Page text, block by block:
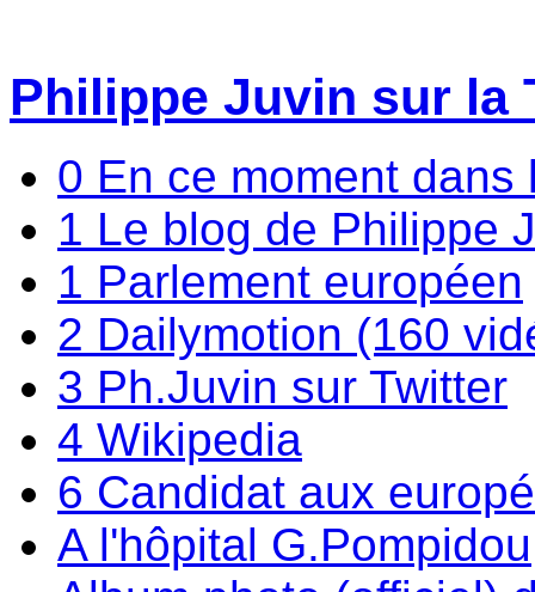
Philippe Juvin sur la
0 En ce moment dans
1 Le blog de Philippe
1 Parlement européen
2 Dailymotion (160
3 Ph.Juvin sur Twitter
4 Wikipedia
6 Candidat aux
A l'hôpital G.Pompidou